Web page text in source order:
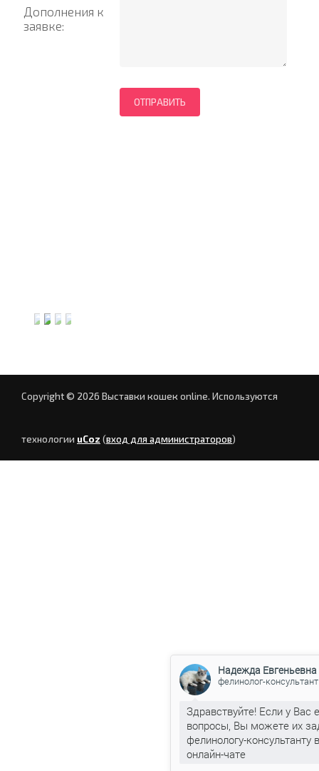
Дополнения к
заявке:
Copyright © 2026 Выставки кошек online. Используются
технологии uCoz (вход для администраторов)
Надежда Евгеньевна
фелинолог-консультант
Здравствуйте! Если у Вас
вопросы, Вы можете их
фелинологу-консультанту в
онлайн-чате